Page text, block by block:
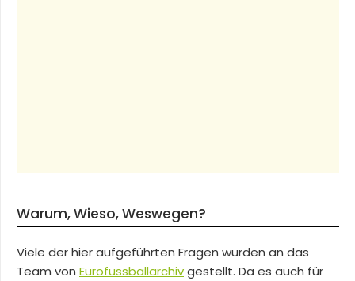
Warum, Wieso, Weswegen?
Viele der hier aufgeführten Fragen wurden an das
Team von Eurofussballarchivgestellt. Da es auch für